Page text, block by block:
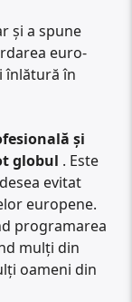
și a spune
euro-
înlătură în
și
globul . Este
evitat
europene.
programarea
mulți din
oameni din